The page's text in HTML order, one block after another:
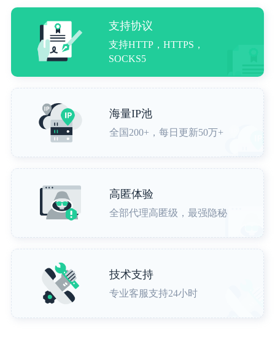
支持协议
支持HTTP，HTTPS，
SOCKS5
海量IP池
全国200+，每日更新50万+
高匿体验
全部代理高匿级，最强隐秘
技术支持
专业客服支持24小时